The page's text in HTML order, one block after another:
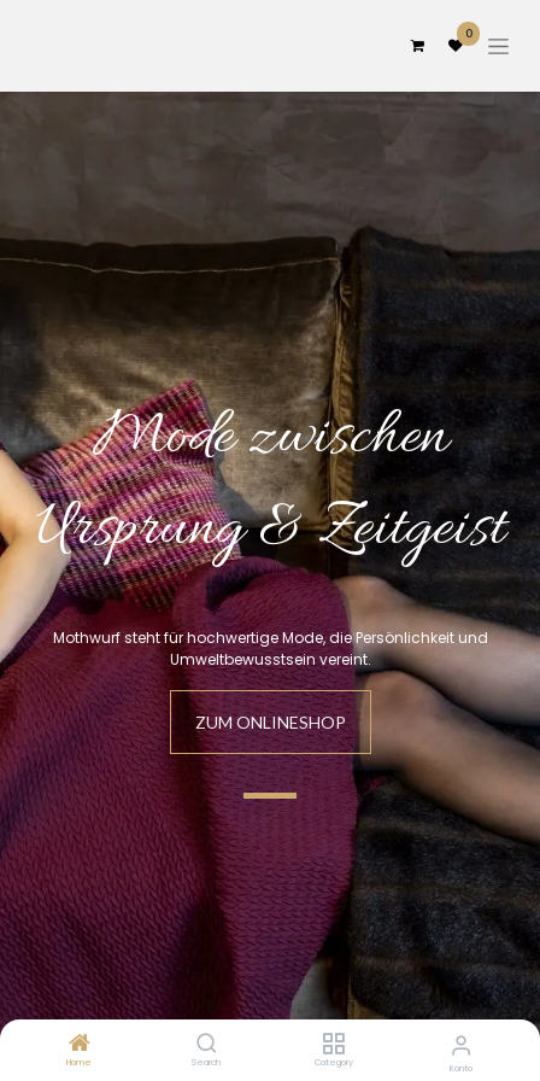
Home Search Category Konto
0
Mode zwischen
Ursprung & Zeitgeist
Mothwurf steht für hochwertige Mode, die Persönlichkeit und
Umweltbewusstsein vereint.
ZUMONLINESHOP